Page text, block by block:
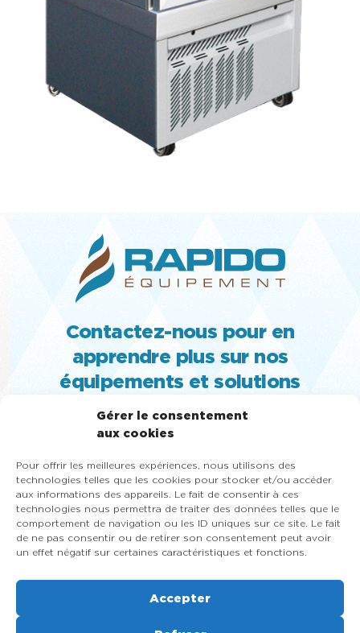
Gérer le consentement
aux cookies
Pour offrir les meilleures expériences, nous utilisons des
technologies telles que les cookies pour stocker et/ou accéder
aux informations des appareils. Le fait de consentir à ces
technologies nous permettra de traiter des données telles que le
comportement de navigation ou les ID uniques sur ce site. Le fait
de ne pas consentir ou de retirer son consentement peut avoir
un effet négatif sur certaines caractéristiques et fonctions.
Accepter
Contactez-nous pour en
apprendre plus sur nos
équipements et solutions
MACHINE À CRÈME GLACÉE MOLLE,
TURBINE ET SORBETIÈRE À GELATO,
VITRÉ ET MACHINE À YOGOURT GLACÉ
418-684-9000
1-866-353-8031